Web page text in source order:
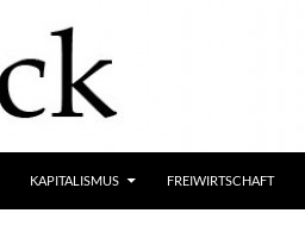
KAPITALISMUS FREIWIRTSCHAFT